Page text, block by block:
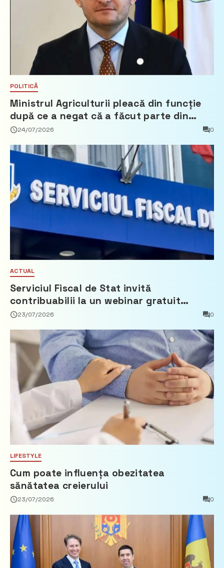
POLITICĂ
Ministrul Agriculturii pleacă din funcție
după ce a negat că a făcut parte din
Partidul Democrat
24/07/2026 0
ACTUAL
Serviciul Fiscal de Stat invită
contribuabilii la un webinar gratuit
privind calculul impozitului pe bunurile
23/07/2026 0
LIFESTYLE
Cum poate influența obezitatea
sănătatea creierului
23/07/2026 0